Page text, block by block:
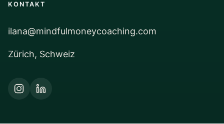
KONTAKT
ilana@mindfulmoneycoaching.com
Zürich, Schweiz